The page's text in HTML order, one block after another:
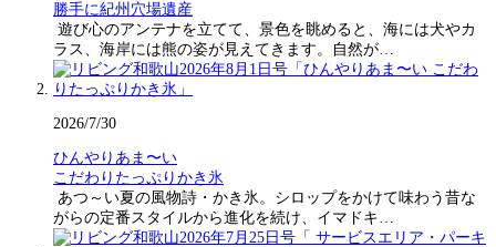
勝手に紀州穴場遺産
遊び心のアンテナを立てて、景色を眺めると、海には犬やカ
ラス、海岸には熊の姿が見えてきます。自然が…
2026/7/30
ひんやりあま〜い
こだわりたっぷりかき氷
あつ～い夏の風物詩・かき氷。シロップをかけて味わう昔な
がらの定番スタイルから進化を続け、イマドキ…